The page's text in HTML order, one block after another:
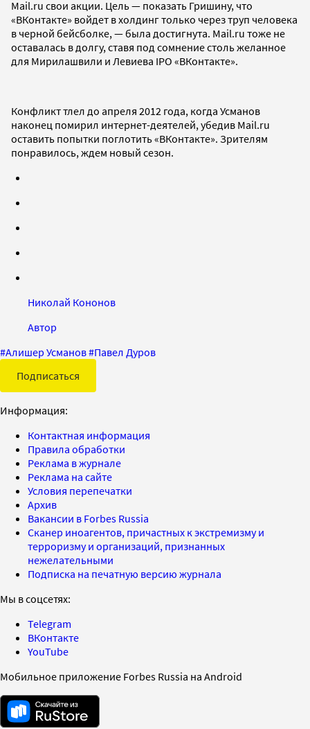
Mail.ru свои акции. Цель — показать Гришину, что
«ВКонтакте» войдет в холдинг только через труп человека
в черной бейсболке, — была достигнута. Mail.ru тоже не
оставалась в долгу, ставя под сомнение столь желанное
для Мирилашвили и Левиева IPO «ВКонтакте».
Конфликт тлел до апреля 2012 года, когда Усманов
наконец помирил интернет-деятелей, убедив Mail.ru
оставить попытки поглотить «ВКонтакте». Зрителям
понравилось, ждем новый сезон.
Николай Кононов
Автор
#Алишер Усманов#Павел Дуров
Подписаться
Информация:
Контактная информация
Правила обработки
Реклама в журнале
Реклама на сайте
Условия перепечатки
Архив
Вакансии в Forbes Russia
Сканер иноагентов, причастных к экстремизму и
терроризму и организаций, признанных
нежелательными
Подписка на печатную версию журнала
Мы в соцсетях:
Telegram
ВКонтакте
YouTube
Мобильное приложение Forbes Russia на Android